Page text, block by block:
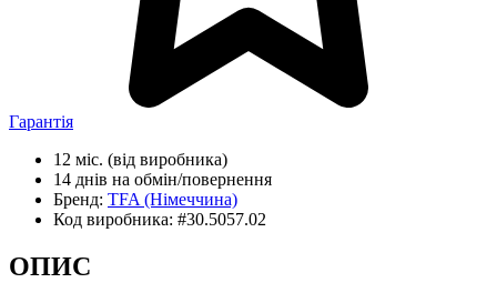
Гарантія
12 міс. (від виробника)
14 днів на обмін/повернення
Бренд: TFA (Німеччина)
Код виробника: #30.5057.02
ОПИС